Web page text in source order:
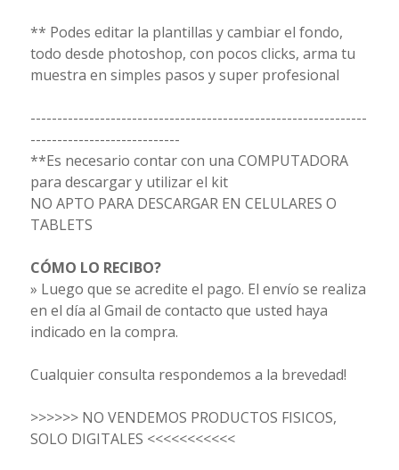
** Podes editar la plantillas y cambiar el fondo,
todo desde photoshop, con pocos clicks, arma tu
muestra en simples pasos y super profesional
---------------------------------------------------------------
----------------------------
**Es necesario contar con una COMPUTADORA
para descargar y utilizar el kit
NO APTO PARA DESCARGAR EN CELULARES O
TABLETS
CÓMO LO RECIBO?
» Luego que se acredite el pago. El envío se realiza
en el día al Gmail de contacto que usted haya
indicado en la compra.
Cualquier consulta respondemos a la brevedad!
>>>>>> NO VENDEMOS PRODUCTOS FISICOS,
SOLO DIGITALES <<<<<<<<<<<